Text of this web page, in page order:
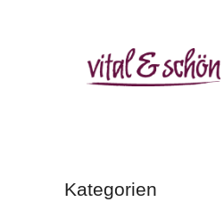
Kategorien